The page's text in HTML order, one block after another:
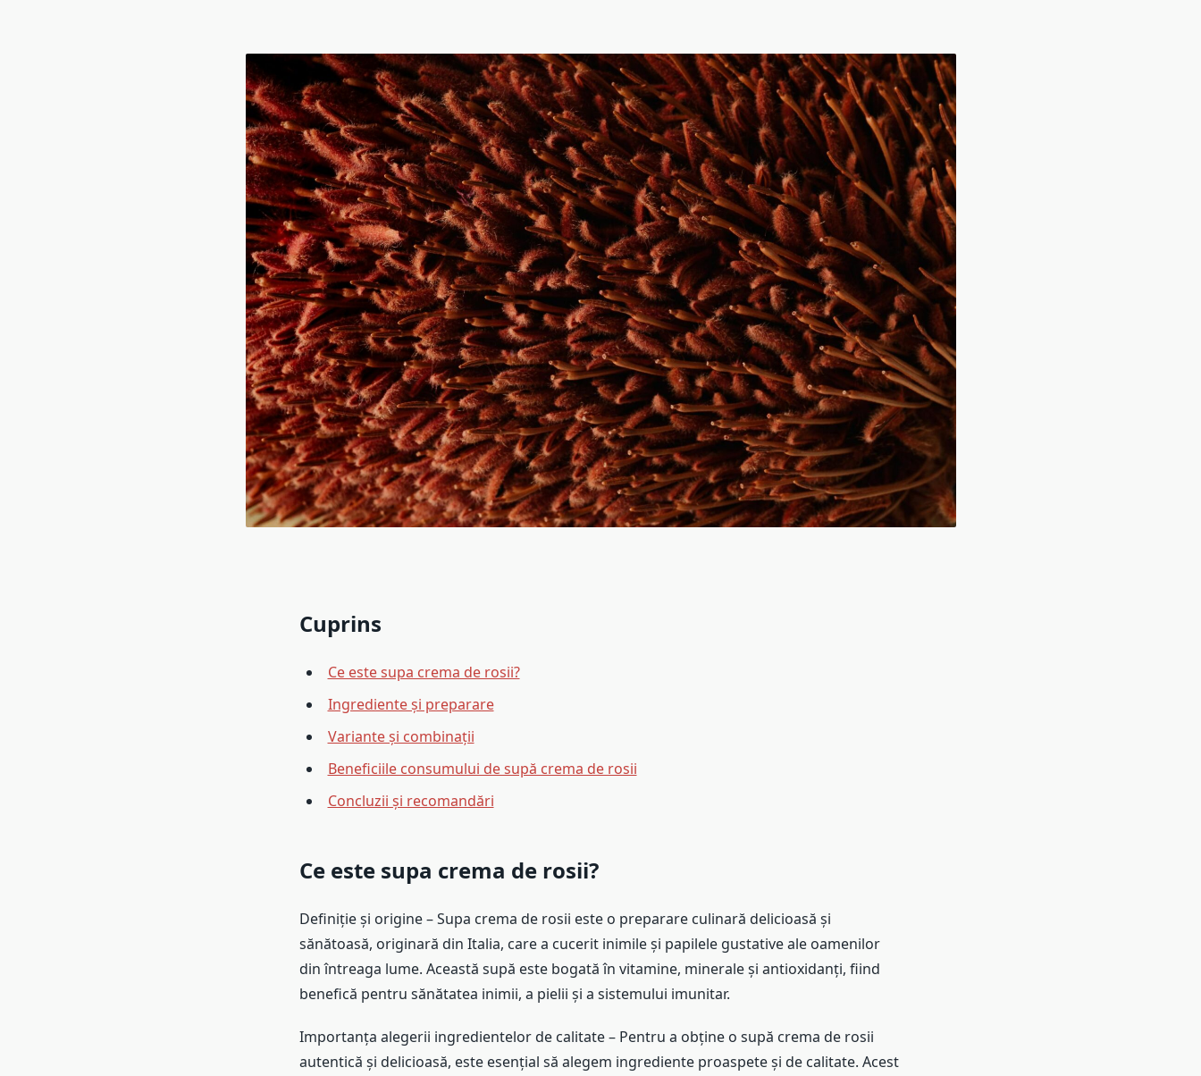
Cuprins
Ce este supa crema de rosii?
Ingrediente și preparare
Variante și combinații
Beneficiile consumului de supă crema de rosii
Concluzii și recomandări
Ce este supa crema de rosii?
Definiție și origine – Supa crema de rosii este o preparare culinară delicioasă și
sănătoasă, originară din Italia, care a cucerit inimile și papilele gustative ale oamenilor
din întreaga lume. Această supă este bogată în vitamine, minerale și antioxidanți, fiind
benefică pentru sănătatea inimii, a pielii și a sistemului imunitar.
Importanța alegerii ingredientelor de calitate – Pentru a obține o supă crema de rosii
autentică și delicioasă, este esențial să alegem ingrediente proaspete și de calitate. Acest